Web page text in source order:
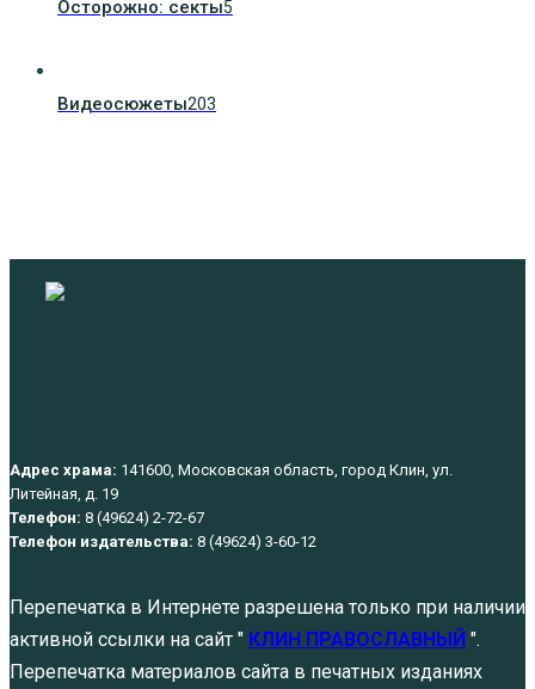
Осторожно: секты5
Видеосюжеты203
Адрес храма: 141600, Московская область, город Клин, ул.
Литейная, д. 19
Телефон: 8 (49624) 2-72-67
Телефон издательства: 8 (49624) 3-60-12
Перепечатка в Интернете разрешена только при наличии
активной ссылки на сайт " КЛИН ПРАВОСЛАВНЫЙ ".
Перепечатка материалов сайта в печатных изданиях